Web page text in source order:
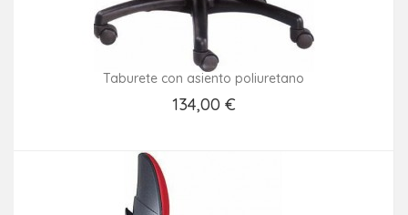
Taburete con asiento poliuretano
134,00 €